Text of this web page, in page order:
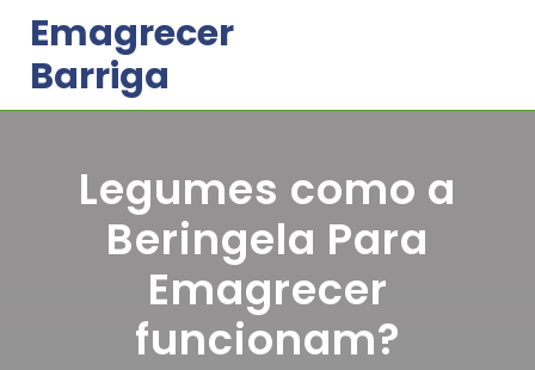
content
Emagrecer
Barriga
Legumes como a
Beringela Para
Emagrecer
funcionam?